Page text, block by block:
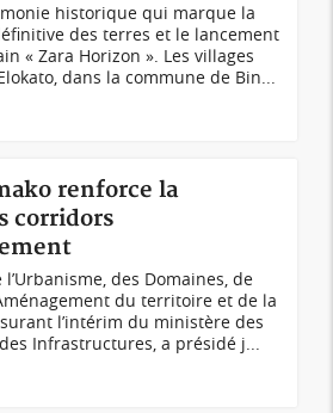
historique qui marque la
des terres et le lancement
« Zara Horizon ». Les villages
dans la commune de Bin...
renforce la
corridors
des Domaines, de
du territoire et de la
l’intérim du ministère des
Infrastructures, a présidé j...